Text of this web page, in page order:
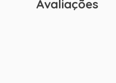
Avaliações